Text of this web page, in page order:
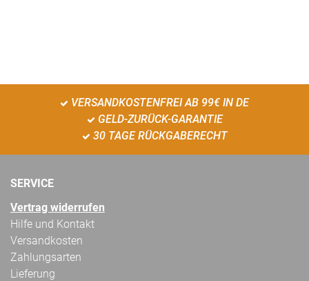
VERSANDKOSTENFREI AB 99€ IN DE
GELD-ZURÜCK-GARANTIE
30 TAGE RÜCKGABERECHT
SERVICE
Vertrag widerrufen
Hilfe und Kontakt
Versandkosten
Zahlungsarten
Lieferung